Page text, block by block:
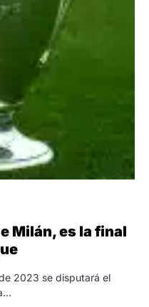
Milán, es la final
2023 se disputará el